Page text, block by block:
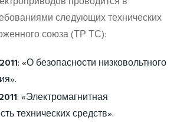
следующих технических
союза (ТР ТС):
: «О безопасности низковольтного
: «Электромагнитная
технических средств».